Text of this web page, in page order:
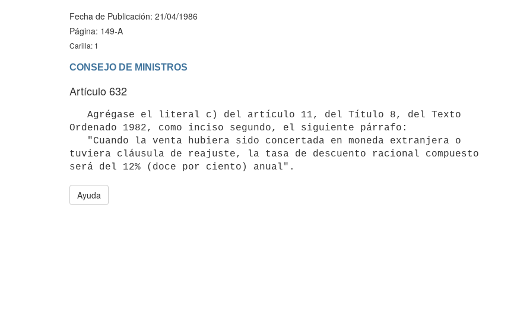
Fecha de Publicación: 21/04/1986
Página: 149-A
Carilla: 1
CONSEJO DE MINISTROS
Artículo 632
Ordenado 1982, como inciso segundo, el siguiente párrafo:
tuviera cláusula de reajuste, la tasa de descuento racional compuesto
será del 12% (doce por ciento) anual".
Ayuda